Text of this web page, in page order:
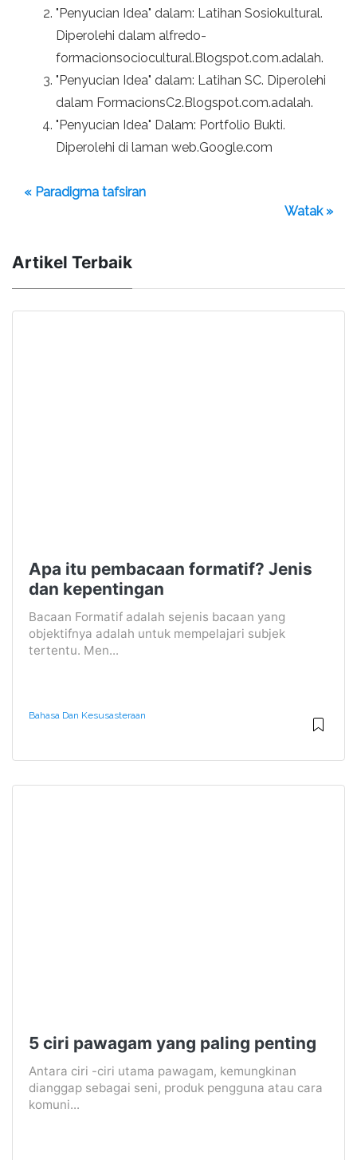
"Penyucian Idea" dalam: Latihan Sosiokultural.
Diperolehi dalam alfredo-
formacionsociocultural.Blogspot.com.adalah.
"Penyucian Idea" dalam: Latihan SC. Diperolehi
dalam FormacionsC2.Blogspot.com.adalah.
"Penyucian Idea" Dalam: Portfolio Bukti.
Diperolehi di laman web.Google.com
« Paradigma tafsiran
Watak »
Artikel Terbaik
Apa itu pembacaan formatif? Jenis
dan kepentingan
Bacaan Formatif adalah sejenis bacaan yang
objektifnya adalah untuk mempelajari subjek
tertentu. Men...
Bahasa Dan Kesusasteraan
5 ciri pawagam yang paling penting
Antara ciri -ciri utama pawagam, kemungkinan
dianggap sebagai seni, produk pengguna atau cara
komuni...